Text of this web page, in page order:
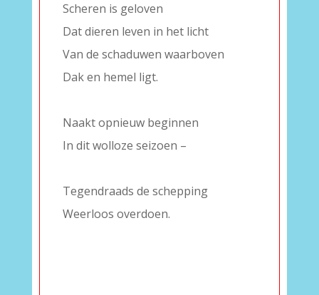
Scheren is geloven
Dat dieren leven in het licht
Van de schaduwen waarboven
Dak en hemel ligt.
Naakt opnieuw beginnen
In dit wolloze seizoen –
Tegendraads de schepping
Weerloos overdoen.